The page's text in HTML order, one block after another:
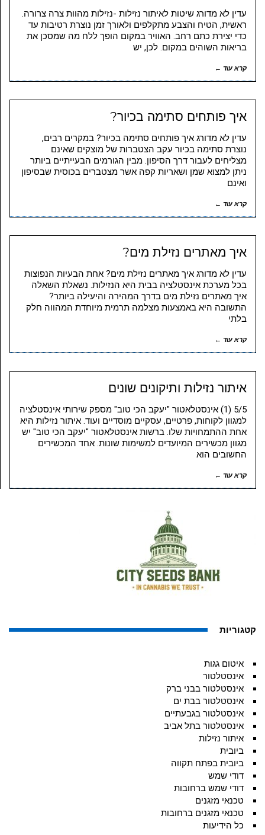
עדין לא מדורג שיטות לאיתור נזילות -נזילות מהוות צרה צרורה.
ראשית, הטיח והצבע מתקלפים ולאורך זמן נוצרת רטיבות עד
כדי יצירת כתם רחב. האוויר במקום הופך ללח מה שמסכן את
בריאות השוהים במקום. לכן, יש
קרא עוד ←
איך פותחים סתימה בכיור?
עדין לא מדורג איך פותחים סתימה בכיור? במקרים רבים,
נוצרת סתימה בכיור עקב הצטברות של מוצקים שאינם
מצליחים לעבור דרך הסיפון. מבין הגורמים הבעייתיים ביותר
ניתן למצוא שמן ושאריות קפה אשר מצטברים בכוסית שבסיפון
ואינם
קרא עוד ←
איך מאתרים נזילת מים?
עדין לא מדורג איך מאתרים נזילת מים? אחת הבעיות הנפוצות
בכל מערכת אינסטלציה בבית היא הנזילות. נשאלת השאלה
איך מאתרים נזילת מים בדרך המהירה והיעילה ביותר?
התשובה היא באמצעות מצלמה תרמית מיוחדת המהווה חלק
בלתי
קרא עוד ←
איתור נזילות ותיקונים שונים
5/5 (1) אינסטלאטור "יעקב הכי טוב" מספק שירותי אינסטלציה
למגוון לקוחות, פרטיים, עסקיים מוסדיים ועוד. איתור נזילות היא
אחת ההתמחויות שלו. ברשות אינסטלאטור "יעקב הכי טוב" יש
מגוון מכשירים המיועדים למשימות שונות. אחד המכשירים
החשובים הוא
קרא עוד ←
קטגוריות
איטום גגות
אינסטלטור
אינסטלטור בבני ברק
אינסטלטור בבת ים
אינסטלטור בגבעתיים
אינסטלטור בתל אביב
איתור נזילות
ביובית
ביובית בפתח תקווה
דודי שמש
דודי שמש ברחובות
טכנאי מזגנים
טכנאי מזגנים ברחובות
כל הידיעות